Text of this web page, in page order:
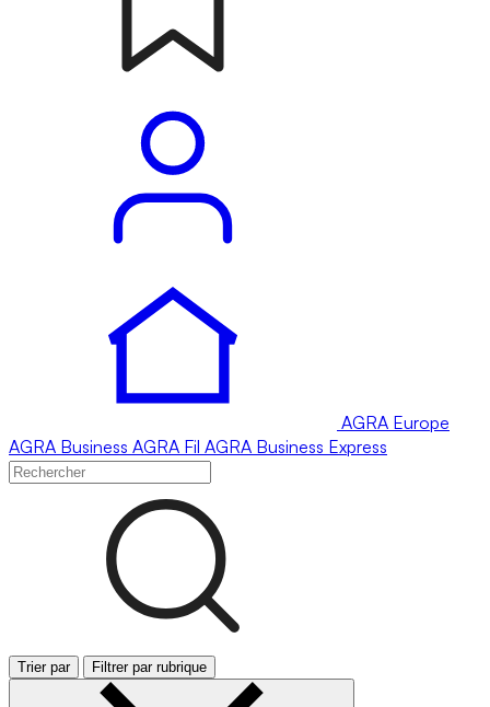
AGRA Europe
AGRA Business AGRA Fil AGRA Business Express
Trier par Filtrer par rubrique